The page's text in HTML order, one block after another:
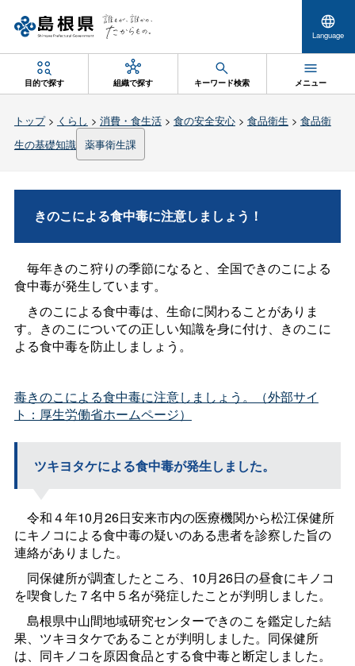
Language
目的で探す 組織で探す キーワード検索 メニュー
トップ> くらし > 消費・食生活> 食の安全安心> 食品衛生 > 食品衛
生の基礎知識 薬事衛生課
きのこによる食中毒に注意しましょう！
毎年きのこ狩りの季節になると、全国できのこによる
食中毒が発生しています。
きのこによる食中毒は、生命に関わることがありま
す。きのこについての正しい知識を身に付け、きのこに
よる食中毒を防止しましょう。
毒きのこによる食中毒に注意しましょう。（外部サイ
ト：厚生労働省ホームページ）
ツキヨタケによる食中毒が発生しました。
令和４年10月26日安来市内の医療機関から松江保健所
にキノコによる食中毒の疑いのある患者を診察した旨の
連絡がありました。
同保健所が調査したところ、10月26日の昼食にキノコ
を喫食した７名中５名が発症したことが判明しました。
島根県中山間地域研究センターできのこを鑑定した結
果、ツキヨタケであることが判明しました。同保健所
は、同キノコを原因食品とする食中毒と断定しました。